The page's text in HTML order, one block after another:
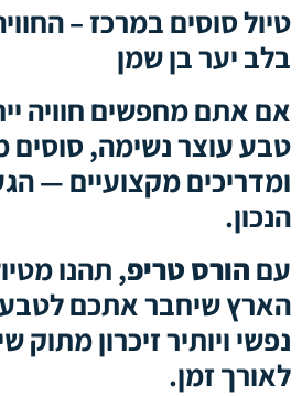
טיול סוסים
טיול סוסים במרכז –
בלב יער בן שמן
אם אתם מחפשים חוויה
טבע עוצר נשימה, סוסים
ומדריכים מקצועיים —
הנכון.
עםהורס טריפ, תהנו
הארץ שיחבר אתכם
נפשי ויותיר זיכרון מתוק
לאורך זמן.